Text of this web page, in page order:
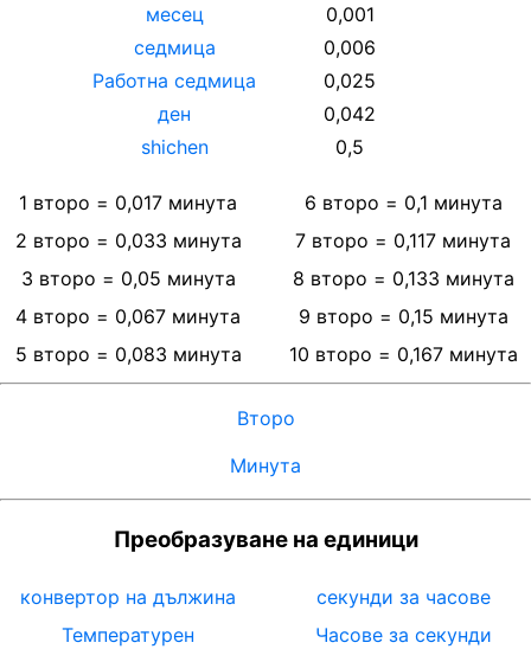
месец
0,001
седмица
0,006
Работна седмица
0,025
ден
0,042
shichen
0,5
1 второ = 0,017 минута
2 второ = 0,033 минута
3 второ = 0,05 минута
4 второ = 0,067 минута
5 второ = 0,083 минута
6 второ = 0,1 минута
7 второ = 0,117 минута
8 второ = 0,133 минута
9 второ = 0,15 минута
10 второ = 0,167 минута
Второ
Минута
Преобразуване на единици
конвертор на дължина
Температурен
секунди за часове
Часове за секунди